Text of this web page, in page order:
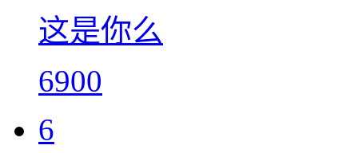
这是你么
6900
6